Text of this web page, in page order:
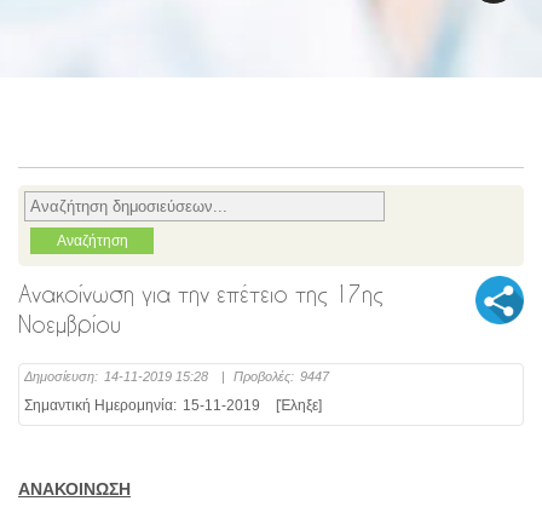
Ανακοίνωση για την επέτειο της 17ης
Νοεμβρίου
Δημοσίευση: 14-11-2019 15:28 | Προβολές: 9447
Σημαντική Ημερομηνία: 15-11-2019 [Έληξε]
ΑΝΑΚΟΙΝΩΣΗ